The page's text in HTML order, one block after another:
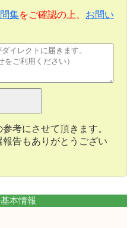
集をご確認の上、 お問い
考にさせて頂きます。
告もありがとうござい
本情報